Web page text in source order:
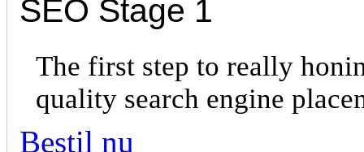
SEO Stage 1
The first step to really
quality search engine
Bestil nu